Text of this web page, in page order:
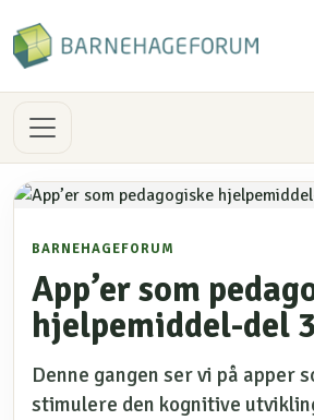
BARNEHAGEFORUM
App’er som
hjelpemiddel-del 3
Denne gangen ser vi på apper
stimulere den kognitive